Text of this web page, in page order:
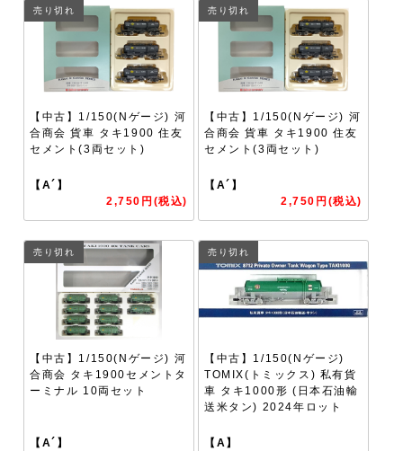
売り切れ
【中古】1/150(Nゲージ) 河
合商会 貨車 タキ1900 住友
セメント(3両セット)
【A´】
2,750円(税込)
売り切れ
【中古】1/150(Nゲージ) 河
合商会 貨車 タキ1900 住友
セメント(3両セット)
【A´】
2,750円(税込)
売り切れ
【中古】1/150(Nゲージ) 河
合商会 タキ1900セメントタ
ーミナル 10両セット
【A´】
売り切れ
【中古】1/150(Nゲージ)
TOMIX(トミックス) 私有貨
車 タキ1000形 (日本石油輸
送米タン) 2024年ロット
【A】